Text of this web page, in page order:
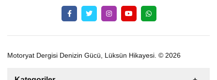
Motoryat Dergisi Denizin Gücü, Lüksün Hikayesi. © 2026